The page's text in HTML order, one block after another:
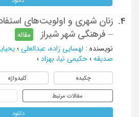
4.
زنان شهری و اولویت‌های
– فرهنگی شهر شیراز
مقاله
نویسنده : لهسایی زاده، عبدالعلی ؛
صدیقه ؛ حکیمی نیا، بهزاد ؛
چکیده کلیدواژه
مقالات مرتبط
دانلود